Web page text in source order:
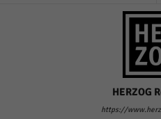
HERZOG
https://